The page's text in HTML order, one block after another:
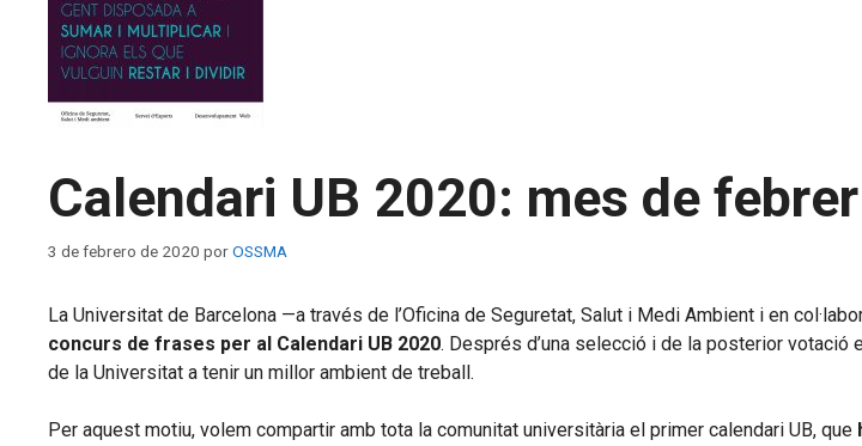
Calendari UB 2020: mes de febrer
3 de febrero de 2020 porOSSMA
La Universitat de Barcelona —a través de l’Oficina de Seguretat, Salut i Medi Ambient i en
concurs de frases per al Calendari UB 2020. Després d’una selecció i de la posterior votació
de la Universitat a tenir un millor ambient de treball.
Per aquest motiu, volem compartir amb tota la comunitat universitària el primer calendari UB, que